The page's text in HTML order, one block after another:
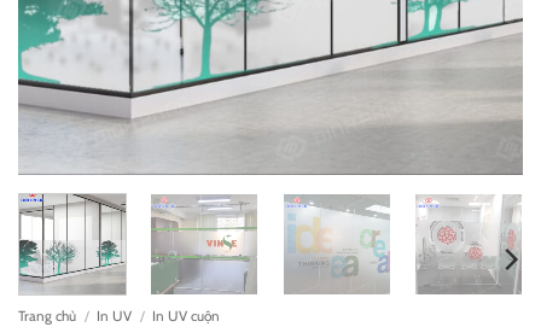
Trang chủ / In UV / In UV cuộn